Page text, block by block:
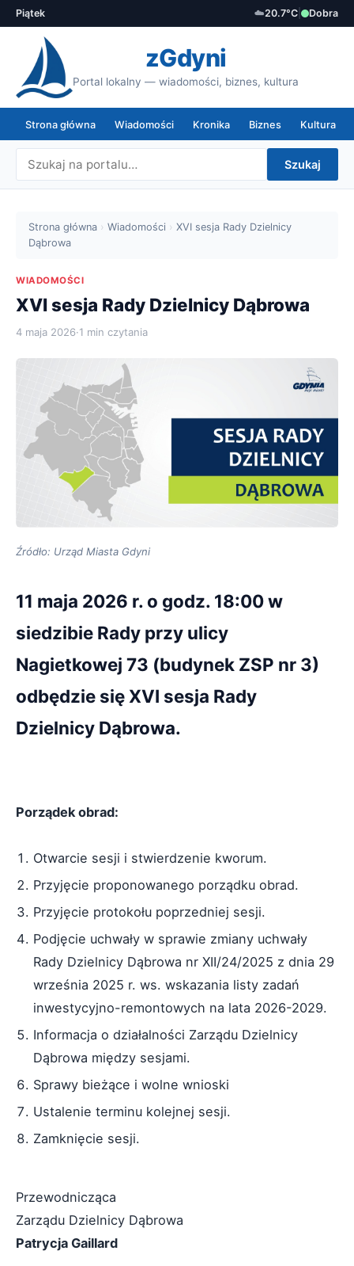
Piątek ☁️20.7°C Dobra
zGdyni
Portal lokalny — wiadomości, biznes, kultura
Strona główna Wiadomości Kronika Biznes Kultura
Szukaj
Strona główna › Wiadomości › XVI sesja Rady Dzielnicy
Dąbrowa
WIADOMOŚCI
XVI sesja Rady Dzielnicy Dąbrowa
4 maja 2026·1 min czytania
Źródło: Urząd Miasta Gdyni
11 maja 2026 r. o godz. 18:00 w
siedzibie Rady przy ulicy
Nagietkowej 73 (budynek ZSP nr 3)
odbędzie się XVI sesja Rady
Dzielnicy Dąbrowa.
Porządek obrad:
Otwarcie sesji i stwierdzenie kworum.
Przyjęcie proponowanego porządku obrad.
Przyjęcie protokołu poprzedniej sesji.
Podjęcie uchwały w sprawie zmiany uchwały
Rady Dzielnicy Dąbrowa nr XII/24/2025 z dnia 29
września 2025 r. ws. wskazania listy zadań
inwestycyjno-remontowych na lata 2026-2029.
Informacja o działalności Zarządu Dzielnicy
Dąbrowa między sesjami.
Sprawy bieżące i wolne wnioski
Ustalenie terminu kolejnej sesji.
Zamknięcie sesji.
Przewodnicząca
Zarządu Dzielnicy Dąbrowa
Patrycja Gaillard